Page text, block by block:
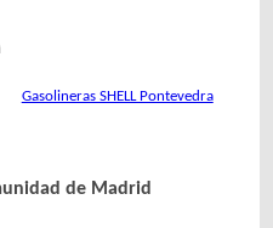
Gasolineras SHELL Pontevedra
de Madrid